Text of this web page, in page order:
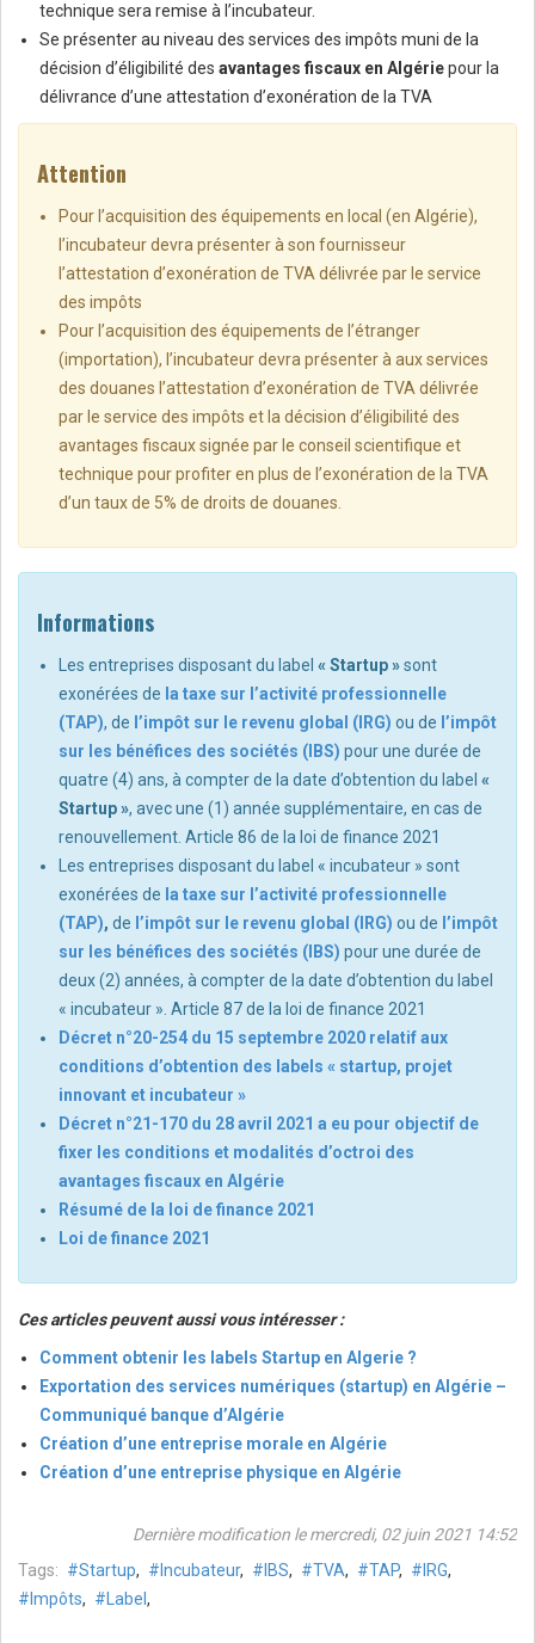
technique sera remise à l’incubateur.
Se présenter au niveau des services des impôts muni de la
décision d’éligibilité des avantages fiscaux en Algériepour la
délivrance d’une attestation d’exonération de la TVA
Attention
Pour l’acquisition des équipements en local (en Algérie),
l’incubateur devra présenter à son fournisseur
l’attestation d’exonération de TVA délivrée par le service
des impôts
Pour l’acquisition des équipements de l’étranger
(importation), l’incubateur devra présenter à aux services
des douanes l’attestation d’exonération de TVA délivrée
par le service des impôts et la décision d’éligibilité des
avantages fiscaux signée par le conseil scientifique et
technique pour profiter en plus de l’exonération de la TVA
d’un taux de 5% de droits de douanes.
Informations
Les entreprises disposant du label « Startup »sont
exonérées de la taxe sur l’activité professionnelle
(TAP), de l’impôt sur le revenu global (IRG) ou de l’impôt
sur les bénéfices des sociétés (IBS) pour une durée de
quatre (4) ans, à compter de la date d’obtention du label «
Startup », avec une (1) année supplémentaire, en cas de
renouvellement. Article 86 de la loi de finance 2021
Les entreprises disposant du label « incubateur » sont
exonérées de la taxe sur l’activité professionnelle
(TAP), de l’impôt sur le revenu global (IRG) ou de l’impôt
sur les bénéfices des sociétés (IBS) pour une durée de
deux (2) années, à compter de la date d’obtention du label
« incubateur ». Article 87 de la loi de finance 2021
Décret n°20-254 du 15 septembre 2020 relatif aux
conditions d’obtention des labels « startup, projet
innovant et incubateur »
Décret n°21-170 du 28 avril 2021 a eu pour objectif de
fixer les conditions et modalités d’octroi des
avantages fiscaux en Algérie
Résumé de la loi de finance 2021
Loi de finance 2021
Ces articles peuvent aussi vous intéresser :
Comment obtenir les labels Startup en Algerie ?
Exportation des services numériques (startup) en Algérie –
Communiqué banque d’Algérie
Création d’une entreprise morale en Algérie
Création d’une entreprise physique en Algérie
Dernière modification le mercredi, 02 juin 2021 14:52
Tags:
Startup, Incubateur, IBS, TVA, TAP, IRG,
Impôts, Label ,